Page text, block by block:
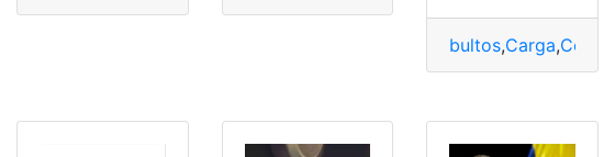
bultos,Carga,Coches